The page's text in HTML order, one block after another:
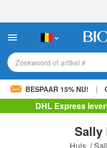
Deze
bevat
toegankelijkheidssysteem.
Zoekwoord of artikel #
BESPAAR 15% NU! |
DHL Express
Sally